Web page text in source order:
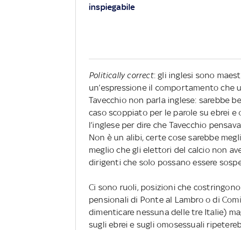
inspiegabile
Politically correct: gli inglesi sono
un’espressione il comportamento che
Tavecchio non parla inglese: sarebbe
caso scoppiato per le parole su ebrei e
l’inglese per dire che Tavecchio
Non è un alibi, certe cose sarebbe
meglio che gli elettori del calcio non
dirigenti che solo possano essere
Ci sono ruoli, posizioni che
pensionali di Ponte al Lambro o di
dimenticare nessuna delle tre Italie)
sugli ebrei e sugli omosessuali